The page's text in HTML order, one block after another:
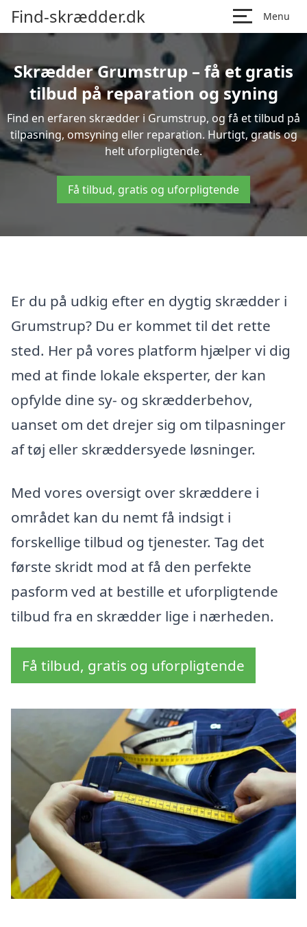
Find-skrædder.dk Menu
Skrædder Grumstrup – få et gratis
tilbud på reparation og syning
Find en erfaren skrædder i Grumstrup, og få et tilbud på
tilpasning, omsyning eller reparation. Hurtigt, gratis og
helt uforpligtende.
Få tilbud, gratis og uforpligtende
Er du på udkig efter en dygtig skrædder i
Grumstrup? Du er kommet til det rette
sted. Her på vores platform hjælper vi dig
med at finde lokale eksperter, der kan
opfylde dine sy- og skrædderbehov,
uanset om det drejer sig om tilpasninger
af tøj eller skræddersyede løsninger.
Med vores oversigt over skræddere i
området kan du nemt få indsigt i
forskellige tilbud og tjenester. Tag det
første skridt mod at få den perfekte
pasform ved at bestille et uforpligtende
tilbud fra en skrædder lige i nærheden.
Få tilbud, gratis og uforpligtende